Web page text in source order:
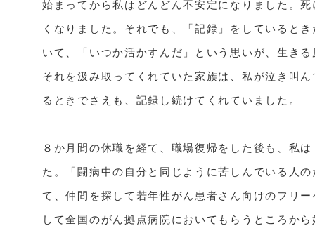
始まってから私はどんどん不安定になりました。
くなりました。それでも、「記録」をしていると
いて、「いつか活かすんだ」という思いが、生き
それを汲み取ってくれていた家族は、私が泣き叫
るときでさえも、記録し続けてくれていました。
８か月間の休職を経て、職場復帰をした後も、私
た。「闘病中の自分と同じように苦しんでいる人
て、仲間を探して若年性がん患者さん向けのフリ
して全国のがん拠点病院においてもらうところか